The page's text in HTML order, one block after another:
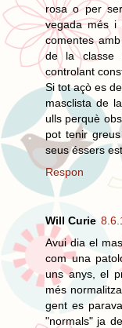
rosa o per
vegada més i
comentes
de la classe
controlant
Si tot açò es
masclista de
ulls perquè
pot tenir
seus éssers
Respon
Will Curie
Avui dia el
com una
uns anys, el
més
gent es
"normals" ja